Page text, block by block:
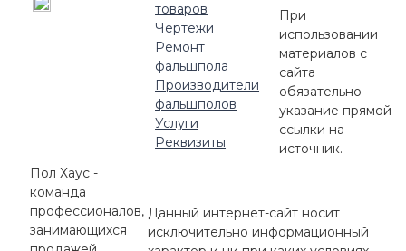
товаров
Чертежи
Ремонт
фальшпола
Производители
фальшполов
Услуги
Реквизиты
Пол Хаус -
команда
профессионалов,
занимающихся
При
использовании
материалов с
сайта
обязательно
указание прямой
ссылки на
источник.
Данный интернет-сайт носит
исключительно информационный